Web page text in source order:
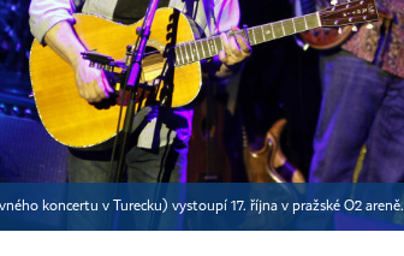
koncertu v Turecku) vystoupí 17. října v pražské O2 areně.